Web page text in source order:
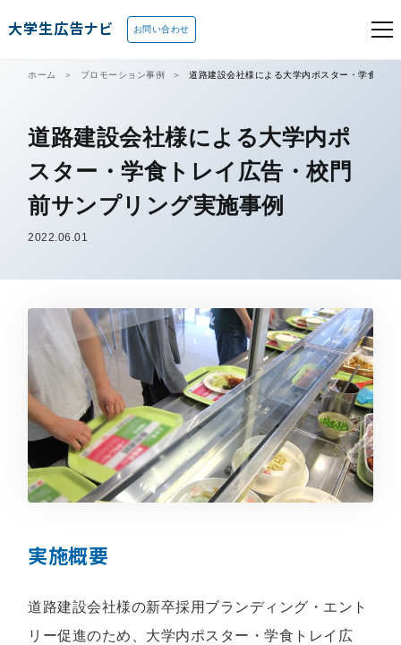
大学生広告ナビ お問い合わせ
ホーム プロモーション事例 道路建設会社様による大学内ポスター・学食ト
道路建設会社様による大学内ポ
スター・学食トレイ広告・校門
前サンプリング実施事例
2022.06.01
実施概要
道路建設会社様の新卒採用ブランディング・エント
リー促進のため、大学内ポスター・学食トレイ広